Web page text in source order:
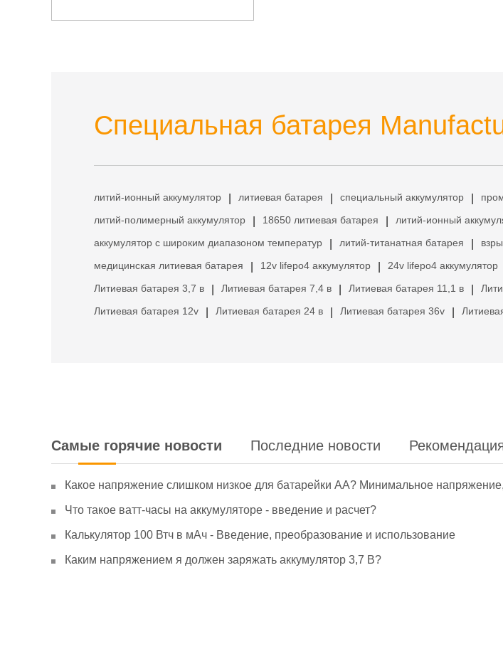
Специальная батарея
литий-ионный аккумулятор литиевая батарея специальный аккумулятор
литий-полимерный аккумулятор 18650 литиевая батарея литий-ионный
аккумулятор с широким диапазоном температур литий-титанатная батарея
медицинская литиевая батарея 12v lifepo4 аккумулятор 24v lifepo4 аккумулятор
Литиевая батарея 3,7 в Литиевая батарея 7,4 в Литиевая батарея 11,1 в
Литиевая батарея 12v Литиевая батарея 24 в Литиевая батарея 36v
Самые горячие новости Последние новости
Какое напряжение слишком низкое для батарейки АА? Минимальное
Что такое ватт-часы на аккумуляторе - введение и расчет?
Калькулятор 100 Втч в мАч - Введение, преобразование и использование
Каким напряжением я должен заряжать аккумулятор 3,7 В?